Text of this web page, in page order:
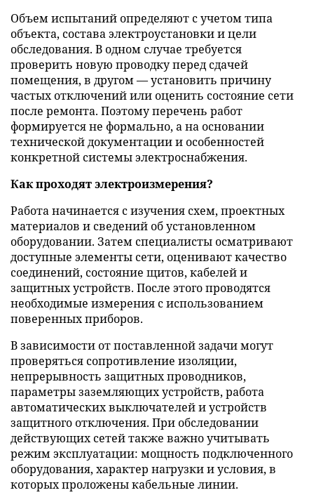
Объем испытаний определяют с учетом типа
объекта, состава электроустановки и цели
обследования. В одном случае требуется
проверить новую проводку перед сдачей
помещения, в другом — установить причину
частых отключений или оценить состояние сети
после ремонта. Поэтому перечень работ
формируется не формально, а на основании
технической документации и особенностей
конкретной системы электроснабжения.
Как проходят электроизмерения?
Работа начинается с изучения схем, проектных
материалов и сведений об установленном
оборудовании. Затем специалисты осматривают
доступные элементы сети, оценивают качество
соединений, состояние щитов, кабелей и
защитных устройств. После этого проводятся
необходимые измерения с использованием
поверенных приборов.
В зависимости от поставленной задачи могут
проверяться сопротивление изоляции,
непрерывность защитных проводников,
параметры заземляющих устройств, работа
автоматических выключателей и устройств
защитного отключения. При обследовании
действующих сетей также важно учитывать
режим эксплуатации: мощность подключенного
оборудования, характер нагрузки и условия, в
которых проложены кабельные линии.